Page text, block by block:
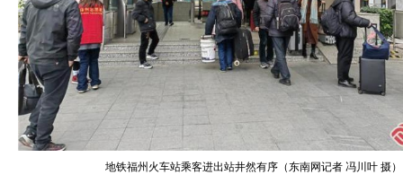
地铁福州火车站乘客进出站井然有序（东南网记者 冯川叶 摄）